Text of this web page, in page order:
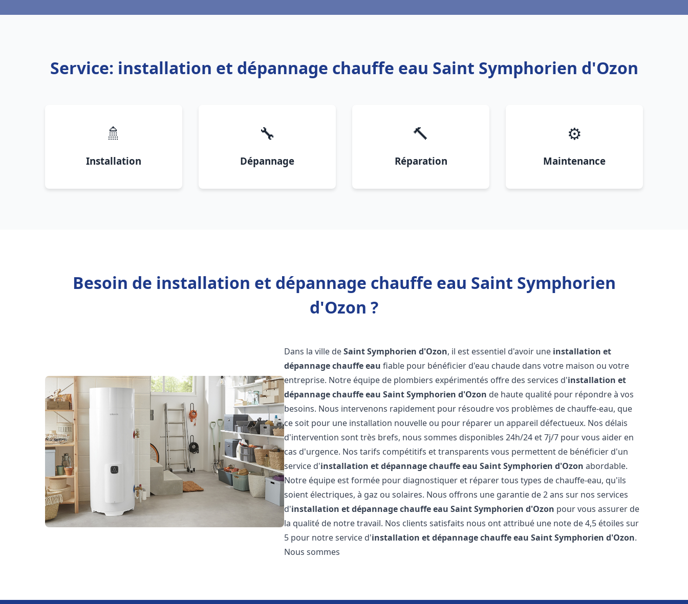
Service: installation et dépannage chauffe eau Saint Symphorien d'Ozon
🚿
Installation
🔧
Dépannage
🔨
Réparation
⚙️
Maintenance
Besoin de installation et dépannage chauffe eau Saint Symphorien
d'Ozon ?
Dans la ville deSaint Symphorien d'Ozon, il est essentiel d'avoir une installation et
dépannage chauffe eau fiable pour bénéficier d'eau chaude dans votre maison ou votre
entreprise. Notre équipe de plombiers expérimentés offre des services d'installation et
dépannage chauffe eau Saint Symphorien d'Ozon de haute qualité pour répondre à vos
besoins. Nous intervenons rapidement pour résoudre vos problèmes de chauffe-eau, que
ce soit pour une installation nouvelle ou pour réparer un appareil défectueux. Nos délais
d'intervention sont très brefs, nous sommes disponibles 24h/24 et 7j/7 pour vous aider en
cas d'urgence. Nos tarifs compétitifs et transparents vous permettent de bénéficier d'un
service d'installation et dépannage chauffe eau Saint Symphorien d'Ozon abordable.
Notre équipe est formée pour diagnostiquer et réparer tous types de chauffe-eau, qu'ils
soient électriques, à gaz ou solaires. Nous offrons une garantie de 2 ans sur nos services
d'installation et dépannage chauffe eau Saint Symphorien d'Ozon pour vous assurer de
la qualité de notre travail. Nos clients satisfaits nous ont attribué une note de 4,5 étoiles sur
5 pour notre service d'installation et dépannage chauffe eau Saint Symphorien d'Ozon.
Nous sommes